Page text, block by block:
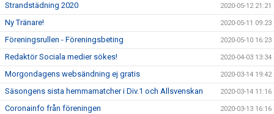
Strandstädning 2020 2020-05-12 21:21
Ny Tränare! 2020-05-11 09:23
Föreningsrullen - Föreningsbeting 2020-05-10 16:23
Redaktör Sociala medier sökes! 2020-04-03 13:34
Morgondagens websändning ej gratis 2020-03-14 19:42
Säsongens sista hemmamatcher i Div.1 och Allsvenskan 2020-03-14 11:16
Coronainfo från föreningen 2020-03-13 16:16